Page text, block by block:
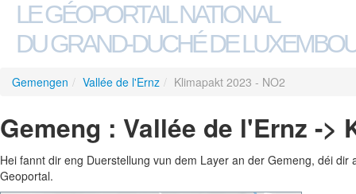
LE GÉOPORTAIL NATIONAL
DU GRAND-DUCHÉ DE
Gemengen / Vallée de l'Ernz / Klimapakt 2023 - NO2
Gemeng : Vallée de l'Ernz ->
Hei fannt dir eng Duerstellung vun dem Layer an der Gemeng, déi
Geoportal.